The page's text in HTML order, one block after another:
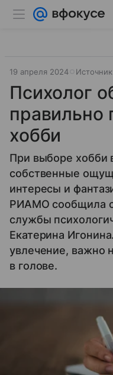
19 апреля 2024
Психолог
правильно
хобби
При выборе хобби
собственные
интересы и
РИАМО сообщила
службы
Екатерина
увлечение, важно
в голове.